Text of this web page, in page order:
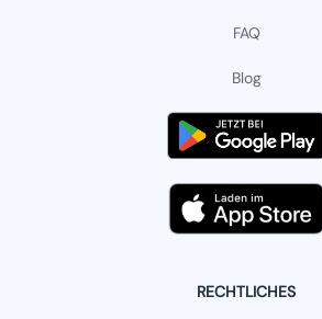
FAQ
Blog
RECHTLICHES